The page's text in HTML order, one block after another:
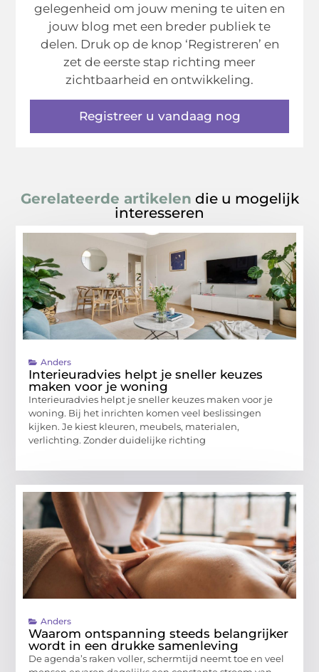
gelegenheid om jouw mening te uiten en
jouw blog met een breder publiek te
delen. Druk op de knop ‘Registreren’ en
zet de eerste stap richting meer
zichtbaarheid en ontwikkeling.
Registreer u vandaag nog
Gerelateerde artikelen die u mogelijk
interesseren
Anders
Interieuradvies helpt je sneller keuzes
maken voor je woning
Interieuradvies helpt je sneller keuzes maken voor je
woning. Bij het inrichten komen veel beslissingen
kijken. Je kiest kleuren, meubels, materialen,
verlichting. Zonder duidelijke richting
Anders
Waarom ontspanning steeds belangrijker
wordt in een drukke samenleving
De agenda’s raken voller, schermtijd neemt toe en veel